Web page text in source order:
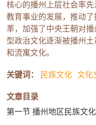
核心的播州上层社会率
教育事业的发展，推动
革，加强了中央王朝对
型政治文化逐渐被播州
和流寓文化。
关键词： 民族文化 文化
文章目录
第一节 播州地区民族文